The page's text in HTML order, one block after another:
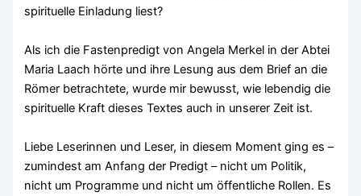
spirituelle Einladung liest?
Als ich die Fastenpredigt von Angela Merkel in der Abtei
Maria Laach hörte und ihre Lesung aus dem Brief an die
Römer betrachtete, wurde mir bewusst, wie lebendig die
spirituelle Kraft dieses Textes auch in unserer Zeit ist.
Liebe Leserinnen und Leser, in diesem Moment ging es –
zumindest am Anfang der Predigt – nicht um Politik,
nicht um Programme und nicht um öffentliche Rollen. Es